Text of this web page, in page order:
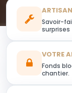
Savoir-
surprises
VOTRE
Fonds
chantier.